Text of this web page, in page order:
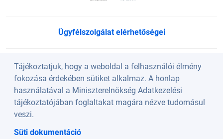
Tájékoztatjuk, hogy a weboldal a felhasználói élmény
fokozása érdekében sütiket alkalmaz. A honlap
használatával a Miniszterelnökség Adatkezelési
tájékoztatójában foglaltakat magára nézve tudomásul
veszi.
Süti dokumentáció
Ügyfélszolgálat elérhetőségei
Süti beállítások
Köszöntő
A weboldalt a Lechner Nonprofit Kft. üzemelteti a